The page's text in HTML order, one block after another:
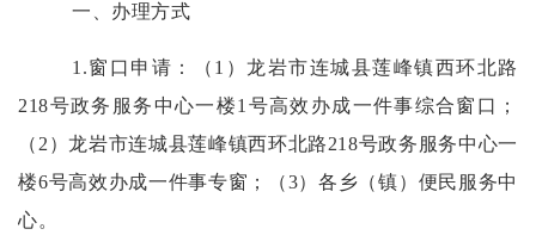
一、办理方式
1.窗口申请：（1）龙岩市连城县莲峰镇西环北路
218号政务服务中心一楼1号高效办成一件事综合窗口；
（2）龙岩市连城县莲峰镇西环北路218号政务服务中心一
楼6号高效办成一件事专窗；（3）各乡（镇）便民服务中
心。